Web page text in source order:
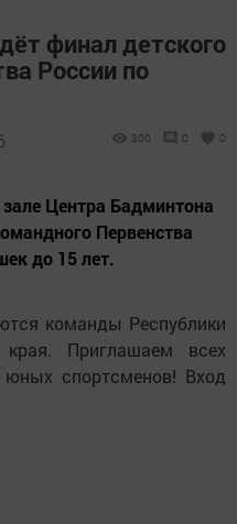
финал детского
России по
300 0 0
Центра Бадминтона
Первенства
до 15 лет.
команды Республики
Приглашаем всех
спортсменов! Вход